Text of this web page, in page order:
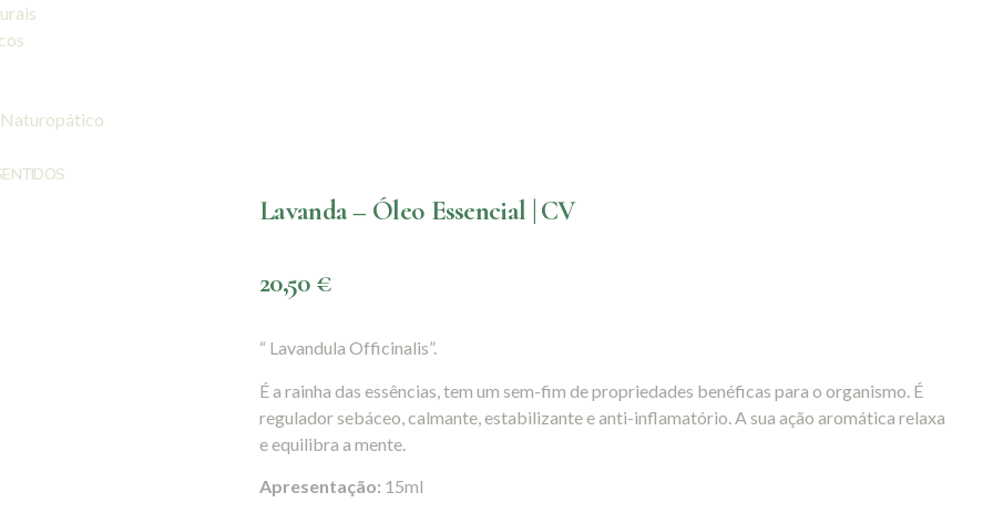
Lavanda – Óleo Essencial | CV
20,50 €
“ Lavandula Officinalis”.
É a rainha das essências, tem um sem-fim de propriedades benéficas para o organismo. É
regulador sebáceo, calmante, estabilizante e anti-inflamatório. A sua ação aromática relaxa
e equilibra a mente.
Apresentação: 15ml